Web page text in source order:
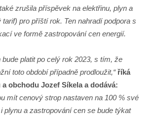
zrušila příspěvek na elektřinu, plyn a
tarif) pro příští rok. Ten nahradí podpora s
ve formě zastropování cen energií.
bude platit po celý rok 2023, s tím, že
toto období případně prodloužit,“ říká
obchodu Jozef Síkela a dodává:
mít cenový strop nastaven na 100 % své
plynu a zastropování cen se bude týkat